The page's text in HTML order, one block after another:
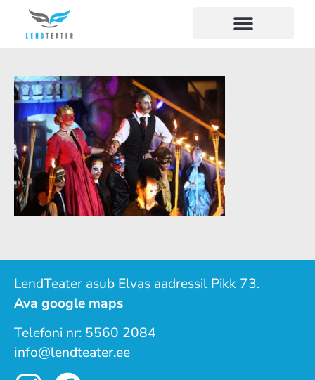
LendTeater asub Elvas aadressil Pikk 73.
Ava google maps
Telefoni nr: 5560 2084
info@lendteater.ee